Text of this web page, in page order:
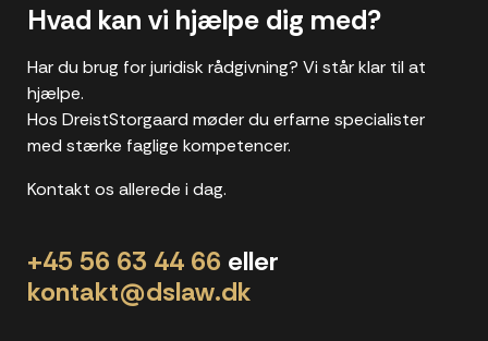
Hvad kan vi hjælpe dig med?
Har du brug for juridisk rådgivning? Vi står klar til at
hjælpe.
Hos DreistStorgaard møder du erfarne specialister
med stærke faglige kompetencer.
Kontakt os allerede i dag.
+45 56 63 44 66 eller
kontakt@dslaw.dk